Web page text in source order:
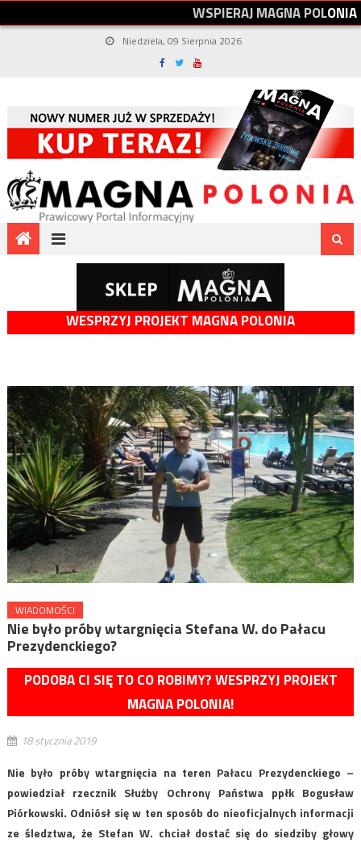
WSPIERAJMAGNAPOLONIA
Niedziela, 09 Sierpnia 2026
WESPRZYJ PROJEKT MAGNA POLONIA
WIADOMOŚCI
Nie było próby wtargnięcia Stefana W. do Pałacu
Prezydenckiego?
PODOBA CI SIĘ TO CO ROBIMY? WESPRZYJ PROJEKT
MAGNA POLONIA!
18 stycznia 2019
Nie było próby wtargnięcia na teren Pałacu Prezydenckiego –
powiedział rzecznik Służby Ochrony Państwa ppłk Bogusław
Piórkowski. Odniósł się w ten sposób do nieoficjalnych informacji
ze śledztwa, że Stefan W. chciał dostać się do siedziby głowy